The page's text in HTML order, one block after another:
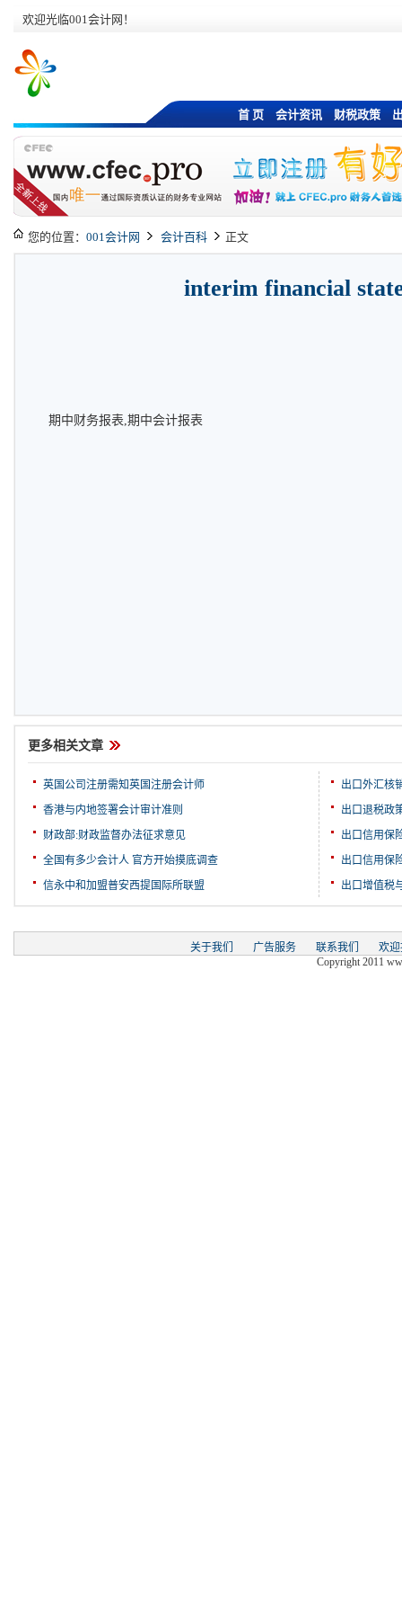
欢迎光临001会计网！
首 页 会计资讯 财税政策
您的位置： 001会计网 会计百科 正文
interim financial
期中财务报表,期中会计报表
更多相关文章
英国公司注册需知英国注册会计师
香港与内地签署会计审计准则
财政部:财政监督办法征求意见
全国有多少会计人 官方开始摸底调查
信永中和加盟普安西提国际所联盟
出口外汇核
出口退税政
出口信用保
出口信用保
出口增值税
关于我们 广告服务 联系我们
欢
Copyright 2011